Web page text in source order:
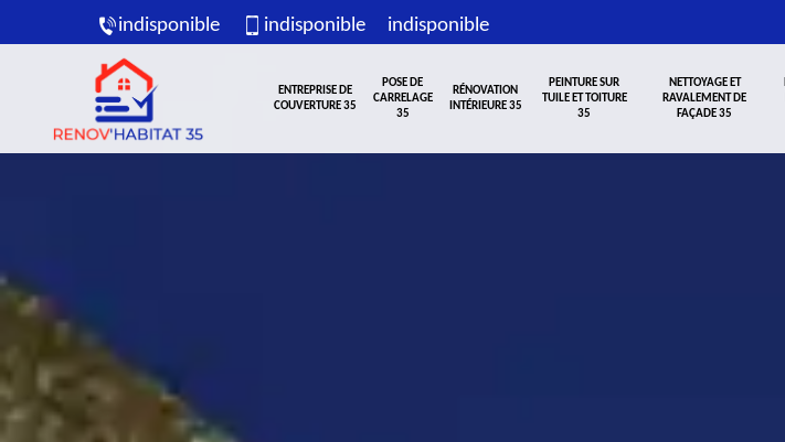
indisponible indisponible indisponible
ENTREPRISE DE
COUVERTURE 35
POSE DE
CARRELAGE
35
RÉNOVATION
INTÉRIEURE 35
PEINTURE SUR
TUILE ET TOITURE
35
NETTOYAGE ET
RAVALEMENT DE
FAÇADE 35